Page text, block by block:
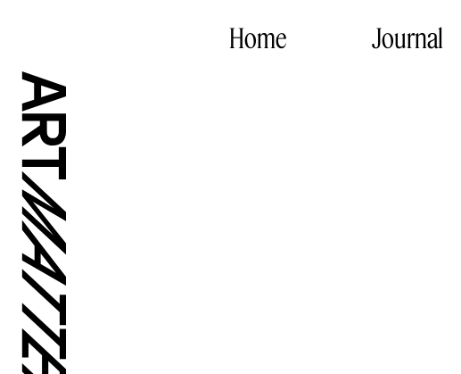
Home Journal